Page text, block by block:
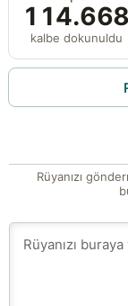
114.668
kalbe dokunuldu
Rüyanızı